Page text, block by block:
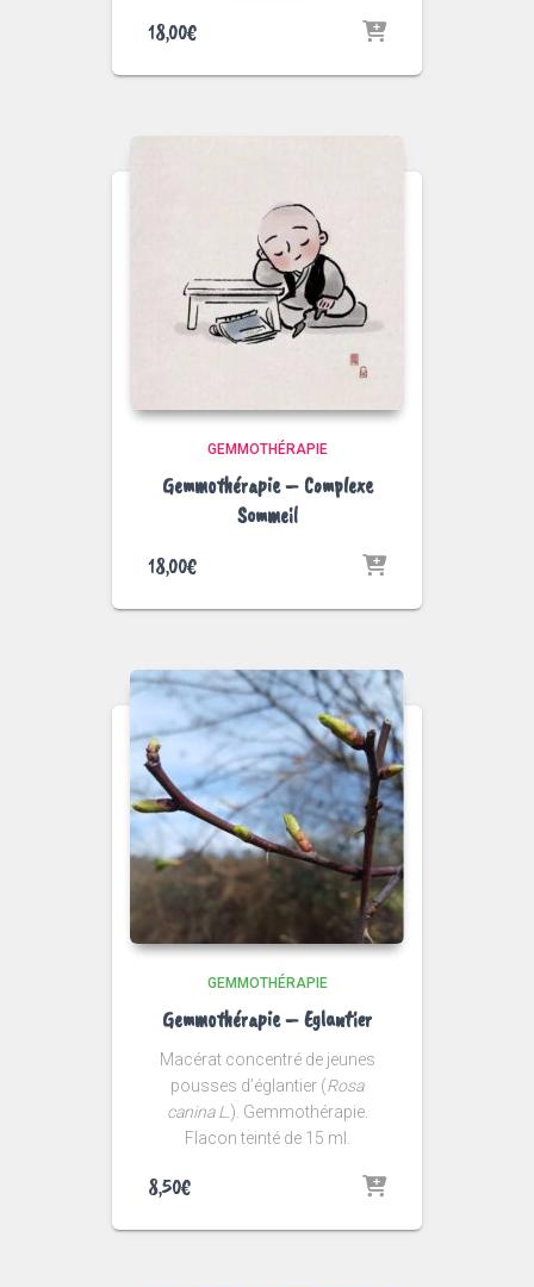
18,00€
GEMMOTHÉRAPIE
Gemmothérapie – Complexe
Sommeil
18,00€
GEMMOTHÉRAPIE
Gemmothérapie – Eglantier
Macérat concentré de jeunes
pousses d’églantier (Rosa
canina L. ). Gemmothérapie.
Flacon teinté de 15 ml.
8,50€